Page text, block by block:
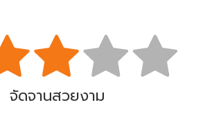
จัดจานสวยงาม